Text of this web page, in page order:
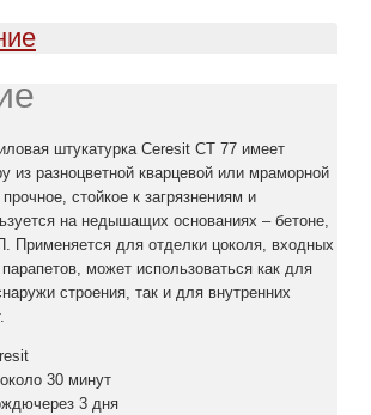
штукатурка Ceresit CT 77 имеет
из разноцветной кварцевой или мраморной
стойкое к загрязнениям и
на недышащих основаниях – бетоне,
Применяется для отделки цоколя, входных
может использоваться как для
строения, так и для внутренних
30 минут
3 дня